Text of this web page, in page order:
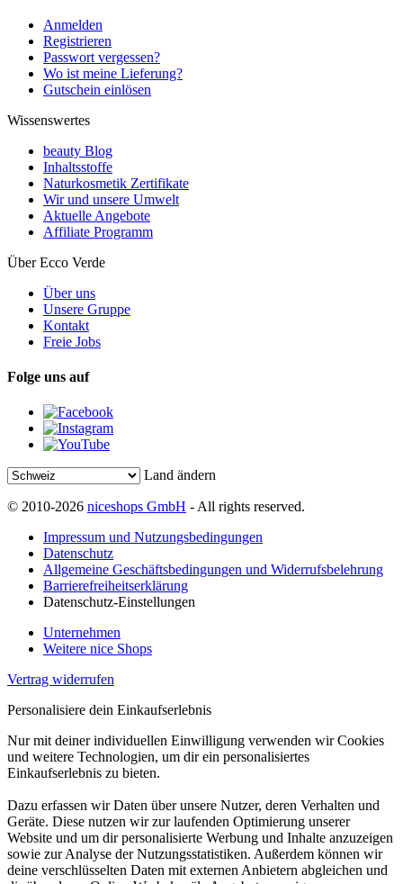
Anmelden
Registrieren
Passwort vergessen?
Wo ist meine Lieferung?
Gutschein einlösen
Wissenswertes
beauty Blog
Inhaltsstoffe
Naturkosmetik Zertifikate
Wir und unsere Umwelt
Aktuelle Angebote
Affiliate Programm
Über Ecco Verde
Über uns
Unsere Gruppe
Kontakt
Freie Jobs
Folge uns auf
Land ändern
© 2010-2026 niceshops GmbH - All rights reserved.
Impressum und Nutzungsbedingungen
Datenschutz
Allgemeine Geschäftsbedingungen und Widerrufsbelehrung
Barrierefreiheitserklärung
Datenschutz-Einstellungen
Unternehmen
Weitere nice Shops
Vertrag widerrufen
Personalisiere dein Einkaufserlebnis
Nur mit deiner individuellen Einwilligung verwenden wir Cookies
und weitere Technologien, um dir ein personalisiertes
Einkaufserlebnis zu bieten.
Dazu erfassen wir Daten über unsere Nutzer, deren Verhalten und
Geräte. Diese nutzen wir zur laufenden Optimierung unserer
Website und um dir personalisierte Werbung und Inhalte anzuzeigen
sowie zur Analyse der Nutzungsstatistiken. Außerdem können wir
deine verschlüsselten Daten mit externen Anbietern abgleichen und